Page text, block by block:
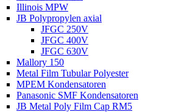
Illinois MPW
JB Polypropylen axial
JFGC 250V
JFGC 400V
JFGC 630V
Mallory 150
Metal Film Tubular Polyester
MPEM Kondensatoren
Panasonic SMF Kondensatoren
JB Metal Poly Film Cap RM5